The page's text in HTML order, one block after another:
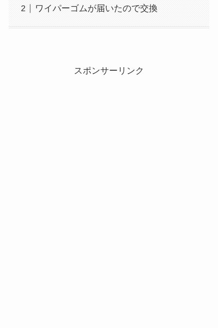
ワイパーゴムが届いたので交換
スポンサーリンク